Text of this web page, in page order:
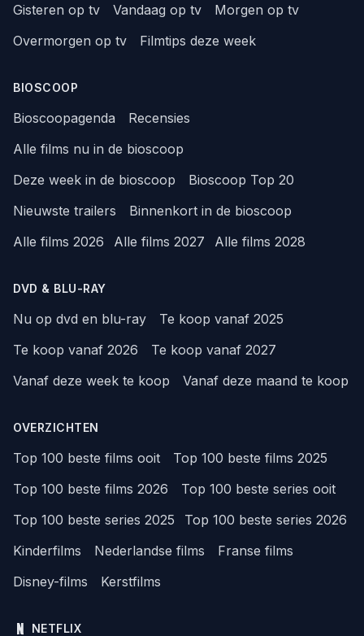
Gisteren op tv Vandaag op tv
Morgen op tv
Overmorgen op tv
Filmtips deze week
BIOSCOOP
Bioscoopagenda
Recensies
Alle films nu in de bioscoop
Deze week in de bioscoop
Bioscoop Top 20
Nieuwste trailers
Binnenkort in de bioscoop
Alle films 2026
Alle films 2027 Alle films 2028
DVD & BLU-RAY
Nu op dvd en blu-ray
Te koop vanaf 2025
Te koop vanaf 2026
Te koop vanaf 2027
Vanaf deze week te koop
Vanaf deze maand te koop
OVERZICHTEN
Top 100 beste films ooit
Top 100 beste films 2025
Top 100 beste films 2026
Top 100 beste series ooit
Top 100 beste series 2025
Top 100 beste series 2026
Kinderfilms
Nederlandse films
Franse films
Disney-films
Kerstfilms
NETFLIX